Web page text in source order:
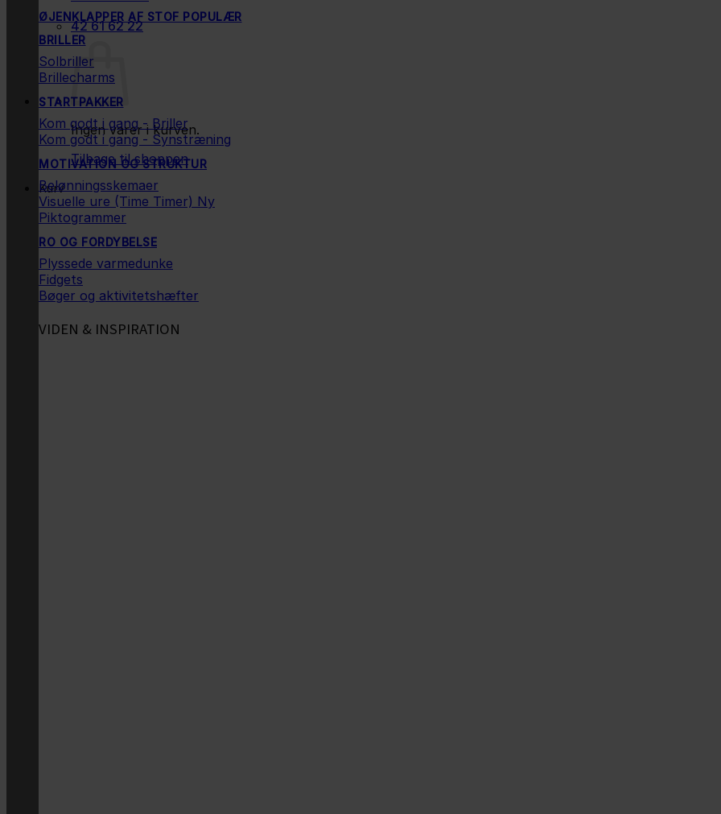
42 61 62 22
Ingen varer i kurven.
Tilbage til shoppen
Kurv
ØJENKLAPPER AF STOF
BRILLER
Solbriller
Brillecharms
STARTPAKKER
Kom godt i gang - Briller
Kom godt i gang - Synstræning
MOTIVATION OG STRUKTUR
Belønningsskemaer
Visuelle ure (Time Timer)
Piktogrammer
RO OG FORDYBELSE
Plyssede varmedunke
Fidgets
Bøger og aktivitetshæfter
VIDEN & INSPIRATION